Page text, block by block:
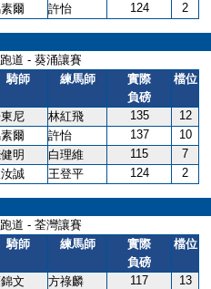
爾 許怡 124 2
道 - 葵涌讓賽
騎師 練馬師
實際
負磅
檔位
尼 林紅飛 135
12
爾 許怡 137
10
明 白理維 115
7
誠 王登平 124 2
道 - 荃灣讓賽
騎師 練馬師
實際
負磅
檔位
文 方祿麟 117
13